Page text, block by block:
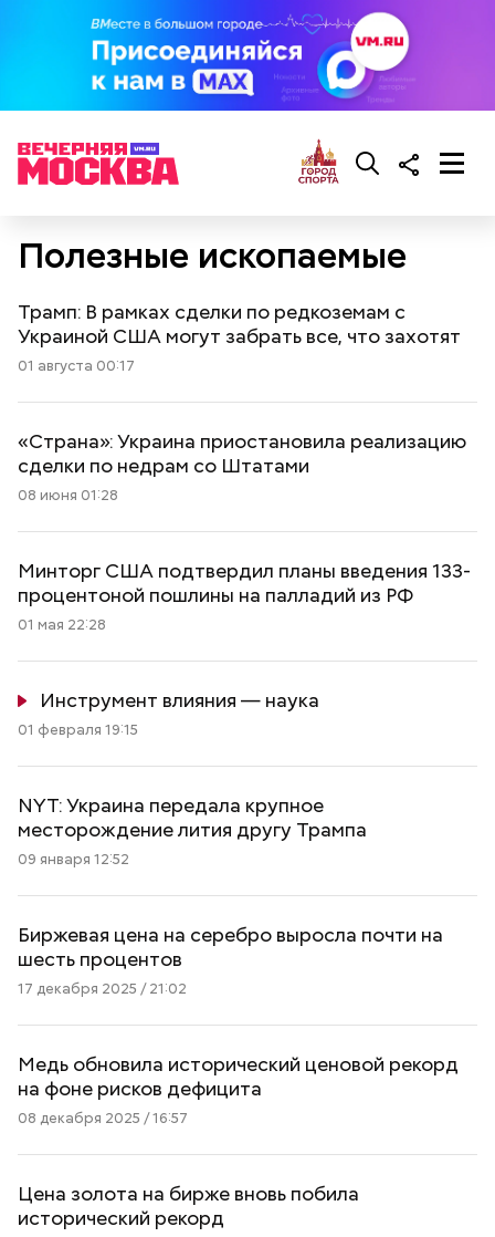
Полезные ископаемые
Трамп: В рамках сделки по редкоземам с
Украиной США могут забрать все, что захотят
01 августа 00:17
«Страна»: Украина приостановила реализацию
сделки по недрам со Штатами
08 июня 01:28
Минторг США подтвердил планы введения 133-
процентоной пошлины на палладий из РФ
01 мая 22:28
Инструмент влияния — наука
01 февраля 19:15
NYT: Украина передала крупное
месторождение лития другу Трампа
09 января 12:52
Биржевая цена на серебро выросла почти на
шесть процентов
17 декабря 2025 / 21:02
Медь обновила исторический ценовой рекорд
на фоне рисков дефицита
08 декабря 2025 / 16:57
Цена золота на бирже вновь побила
исторический рекорд